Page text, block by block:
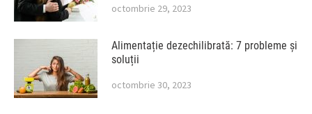
octombrie 29, 2023
Alimentație dezechilibrată: 7 probleme și
soluții
octombrie 30, 2023